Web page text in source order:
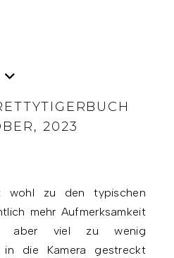
2023
wohl zu den typischen
mehr Aufmerksamkeit
aber viel zu wenig
die Kamera gestreckt